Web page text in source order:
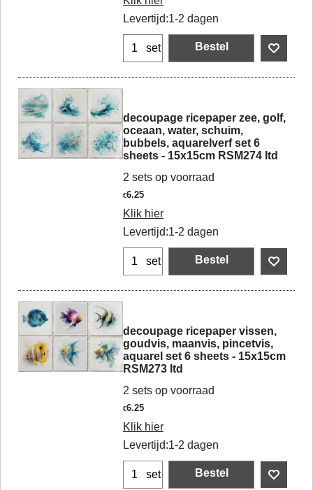
Levertijd:1-2 dagen
set Bestel
decoupage ricepaper zee, golf,
oceaan, water, schuim,
bubbels, aquarelverf set 6
sheets - 15x15cm RSM274 Itd
2 sets op voorraad
€6.25
Klik hier
Levertijd:1-2 dagen
set Bestel
decoupage ricepaper vissen,
goudvis, maanvis, pincetvis,
aquarel set 6 sheets - 15x15cm
RSM273 Itd
2 sets op voorraad
€6.25
Klik hier
Levertijd:1-2 dagen
set Bestel